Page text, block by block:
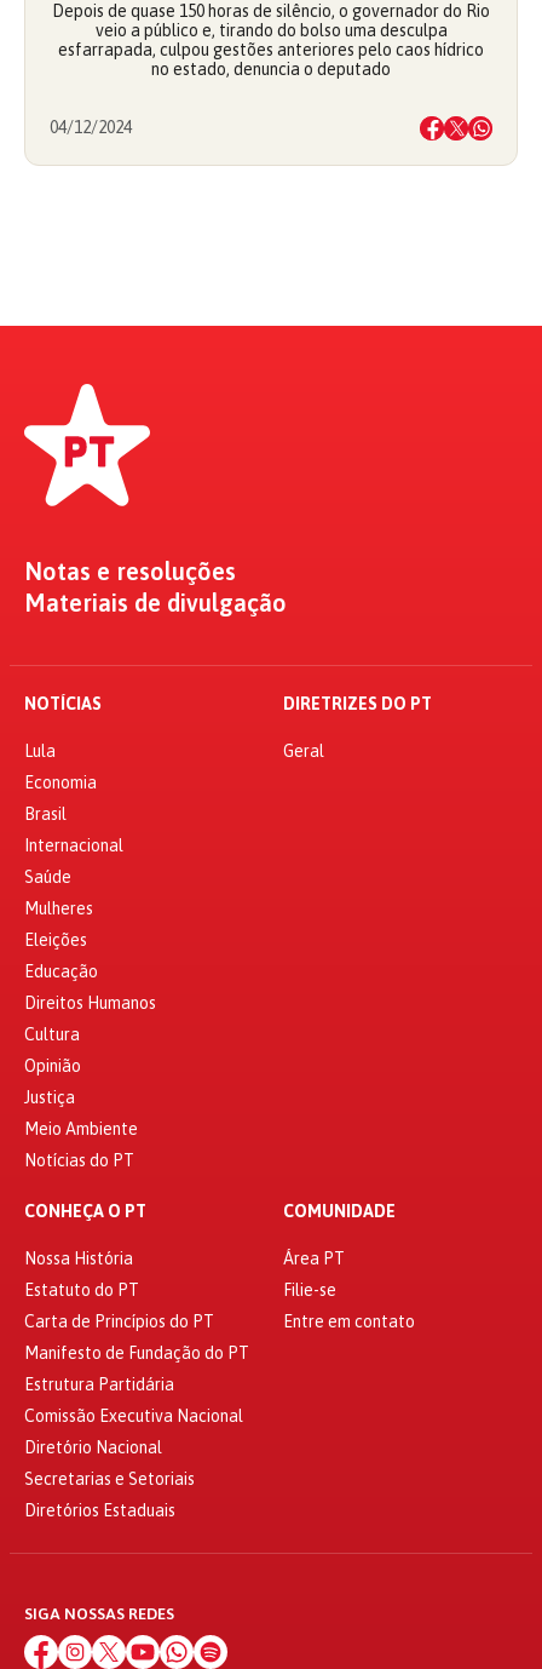
Depois de quase 150 horas de silêncio, o governador do Rio
veio a público e, tirando do bolso uma desculpa
esfarrapada, culpou gestões anteriores pelo caos hídrico
no estado, denuncia o deputado
04/12/2024
Notas e resoluções
Materiais de divulgação
NOTÍCIAS
Lula
Economia
Brasil
Internacional
Saúde
Mulheres
Eleições
Educação
Direitos Humanos
Cultura
Opinião
Justiça
Meio Ambiente
Notícias do PT
DIRETRIZES DO PT
Geral
CONHEÇA O PT
Nossa História
Estatuto do PT
Carta de Princípios do PT
Manifesto de Fundação do PT
Estrutura Partidária
Comissão Executiva Nacional
Diretório Nacional
Secretarias e Setoriais
Diretórios Estaduais
COMUNIDADE
Área PT
Filie-se
Entre em contato
SIGA NOSSAS REDES